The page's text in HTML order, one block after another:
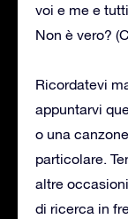
voi e me e
Non è vero?
Ricordatevi
appuntarvi
o una
particolare.
altre
di ricerca in